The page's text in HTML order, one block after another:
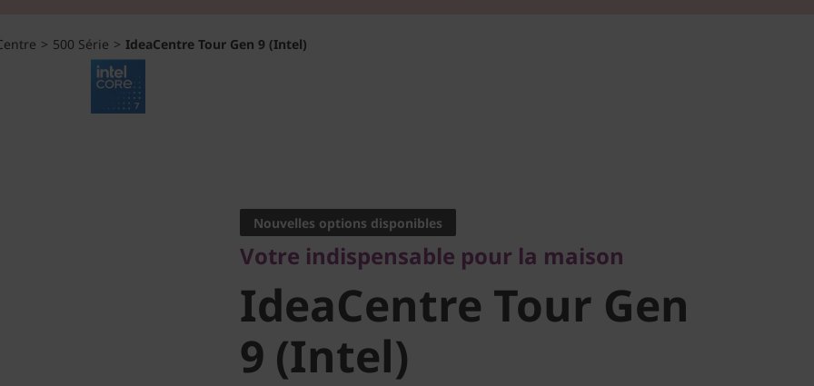
> 500 Série > IdeaCentre Tour Gen 9 (Intel)
IdeaCentre Tour
Gen 9 (Intel)
Nouvelles options disponibles
Votre indispensable pour la maison
IdeaCentre Tour Gen
9 (Intel)